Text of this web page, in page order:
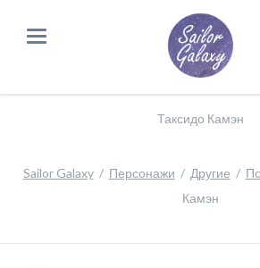
Таксидо Камэн
Sailor Galaxy Персонажи Другие
Камэн